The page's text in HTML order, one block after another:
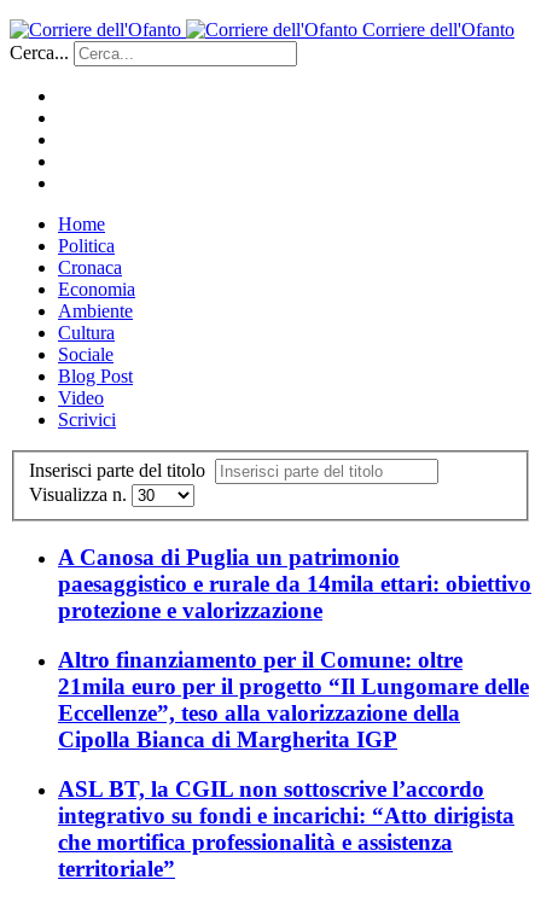
Corriere dell'Ofanto
Cerca...
Home
Politica
Cronaca
Economia
Ambiente
Cultura
Sociale
Blog Post
Video
Scrivici
Inserisci parte del titolo
Visualizza n.
A Canosa di Puglia un patrimonio
paesaggistico e rurale da 14mila ettari: obiettivo
protezione e valorizzazione
Altro finanziamento per il Comune: oltre
21mila euro per il progetto “Il Lungomare delle
Eccellenze”, teso alla valorizzazione della
Cipolla Bianca di Margherita IGP
ASL BT, la CGIL non sottoscrive l’accordo
integrativo su fondi e incarichi: “Atto dirigista
che mortifica professionalità e assistenza
territoriale”